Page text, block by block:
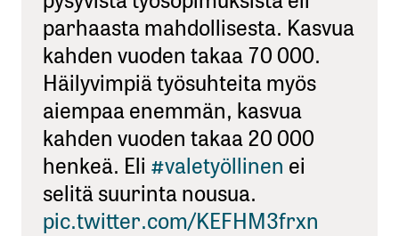
parhaasta mahdollisesta. Kasvua
kahden vuoden takaa 70 000.
Häilyvimpiä työsuhteita myös
aiempaa enemmän, kasvua
kahden vuoden takaa 20 000
henkeä. Eli #valetyöllinen ei
selitä suurinta nousua.
pic.twitter.com/KEFHM3frxn